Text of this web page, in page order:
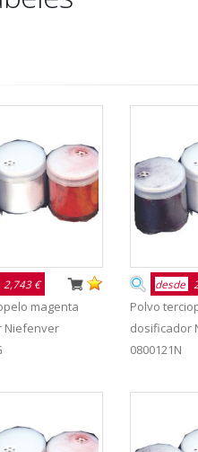
2,743 €
magenta
Niefenver
desde
Polvo
dosificador
0800121N